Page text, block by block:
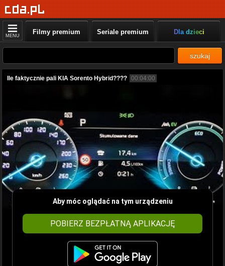
MENU Filmy premium Seriale premium Dla dzieci
szukaj
Ile faktycznie pali KIA Sorento Hybrid???? 00:04:00
Aby móc oglądać na tym urządzeniu
POBIERZ BEZPŁATNĄ APLIKACJĘ